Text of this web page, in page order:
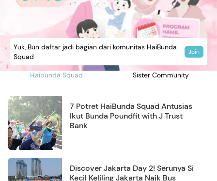
Haibunda Squad Sister Community
Yuk, Bun daftar jadi bagian dari komunitas HaiBunda
Squad
Join
7 Potret HaiBunda Squad Antusias
Ikut Bunda Poundfit with J Trust
Bank
Discover Jakarta Day 2! Serunya Si
Kecil Keliling Jakarta Naik Bus